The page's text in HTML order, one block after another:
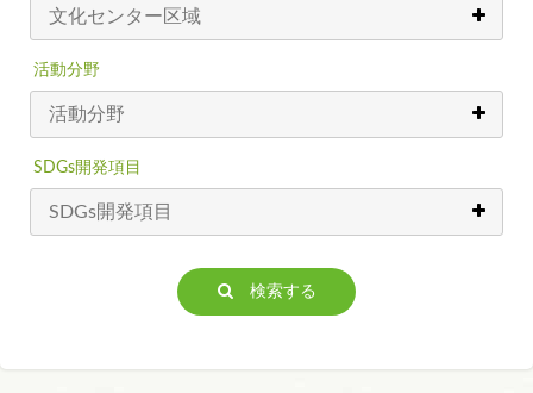
活動分野
SDGs開発項目
検索する